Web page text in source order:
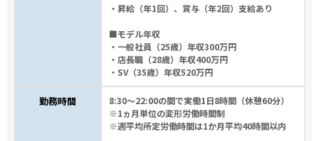
・昇給（年1回）、賞与（年2回）支給あり
■モデル年収
・一般社員（25歳）年収300万円
・店長職（28歳）年収400万円
・SV（35歳）年収520万円
勤務時間
8:30～22:00の間で実働1日8時間（休憩60分）
※1ヵ月単位の変形労働時間制
※週平均所定労働時間は1か月平均40時間以内